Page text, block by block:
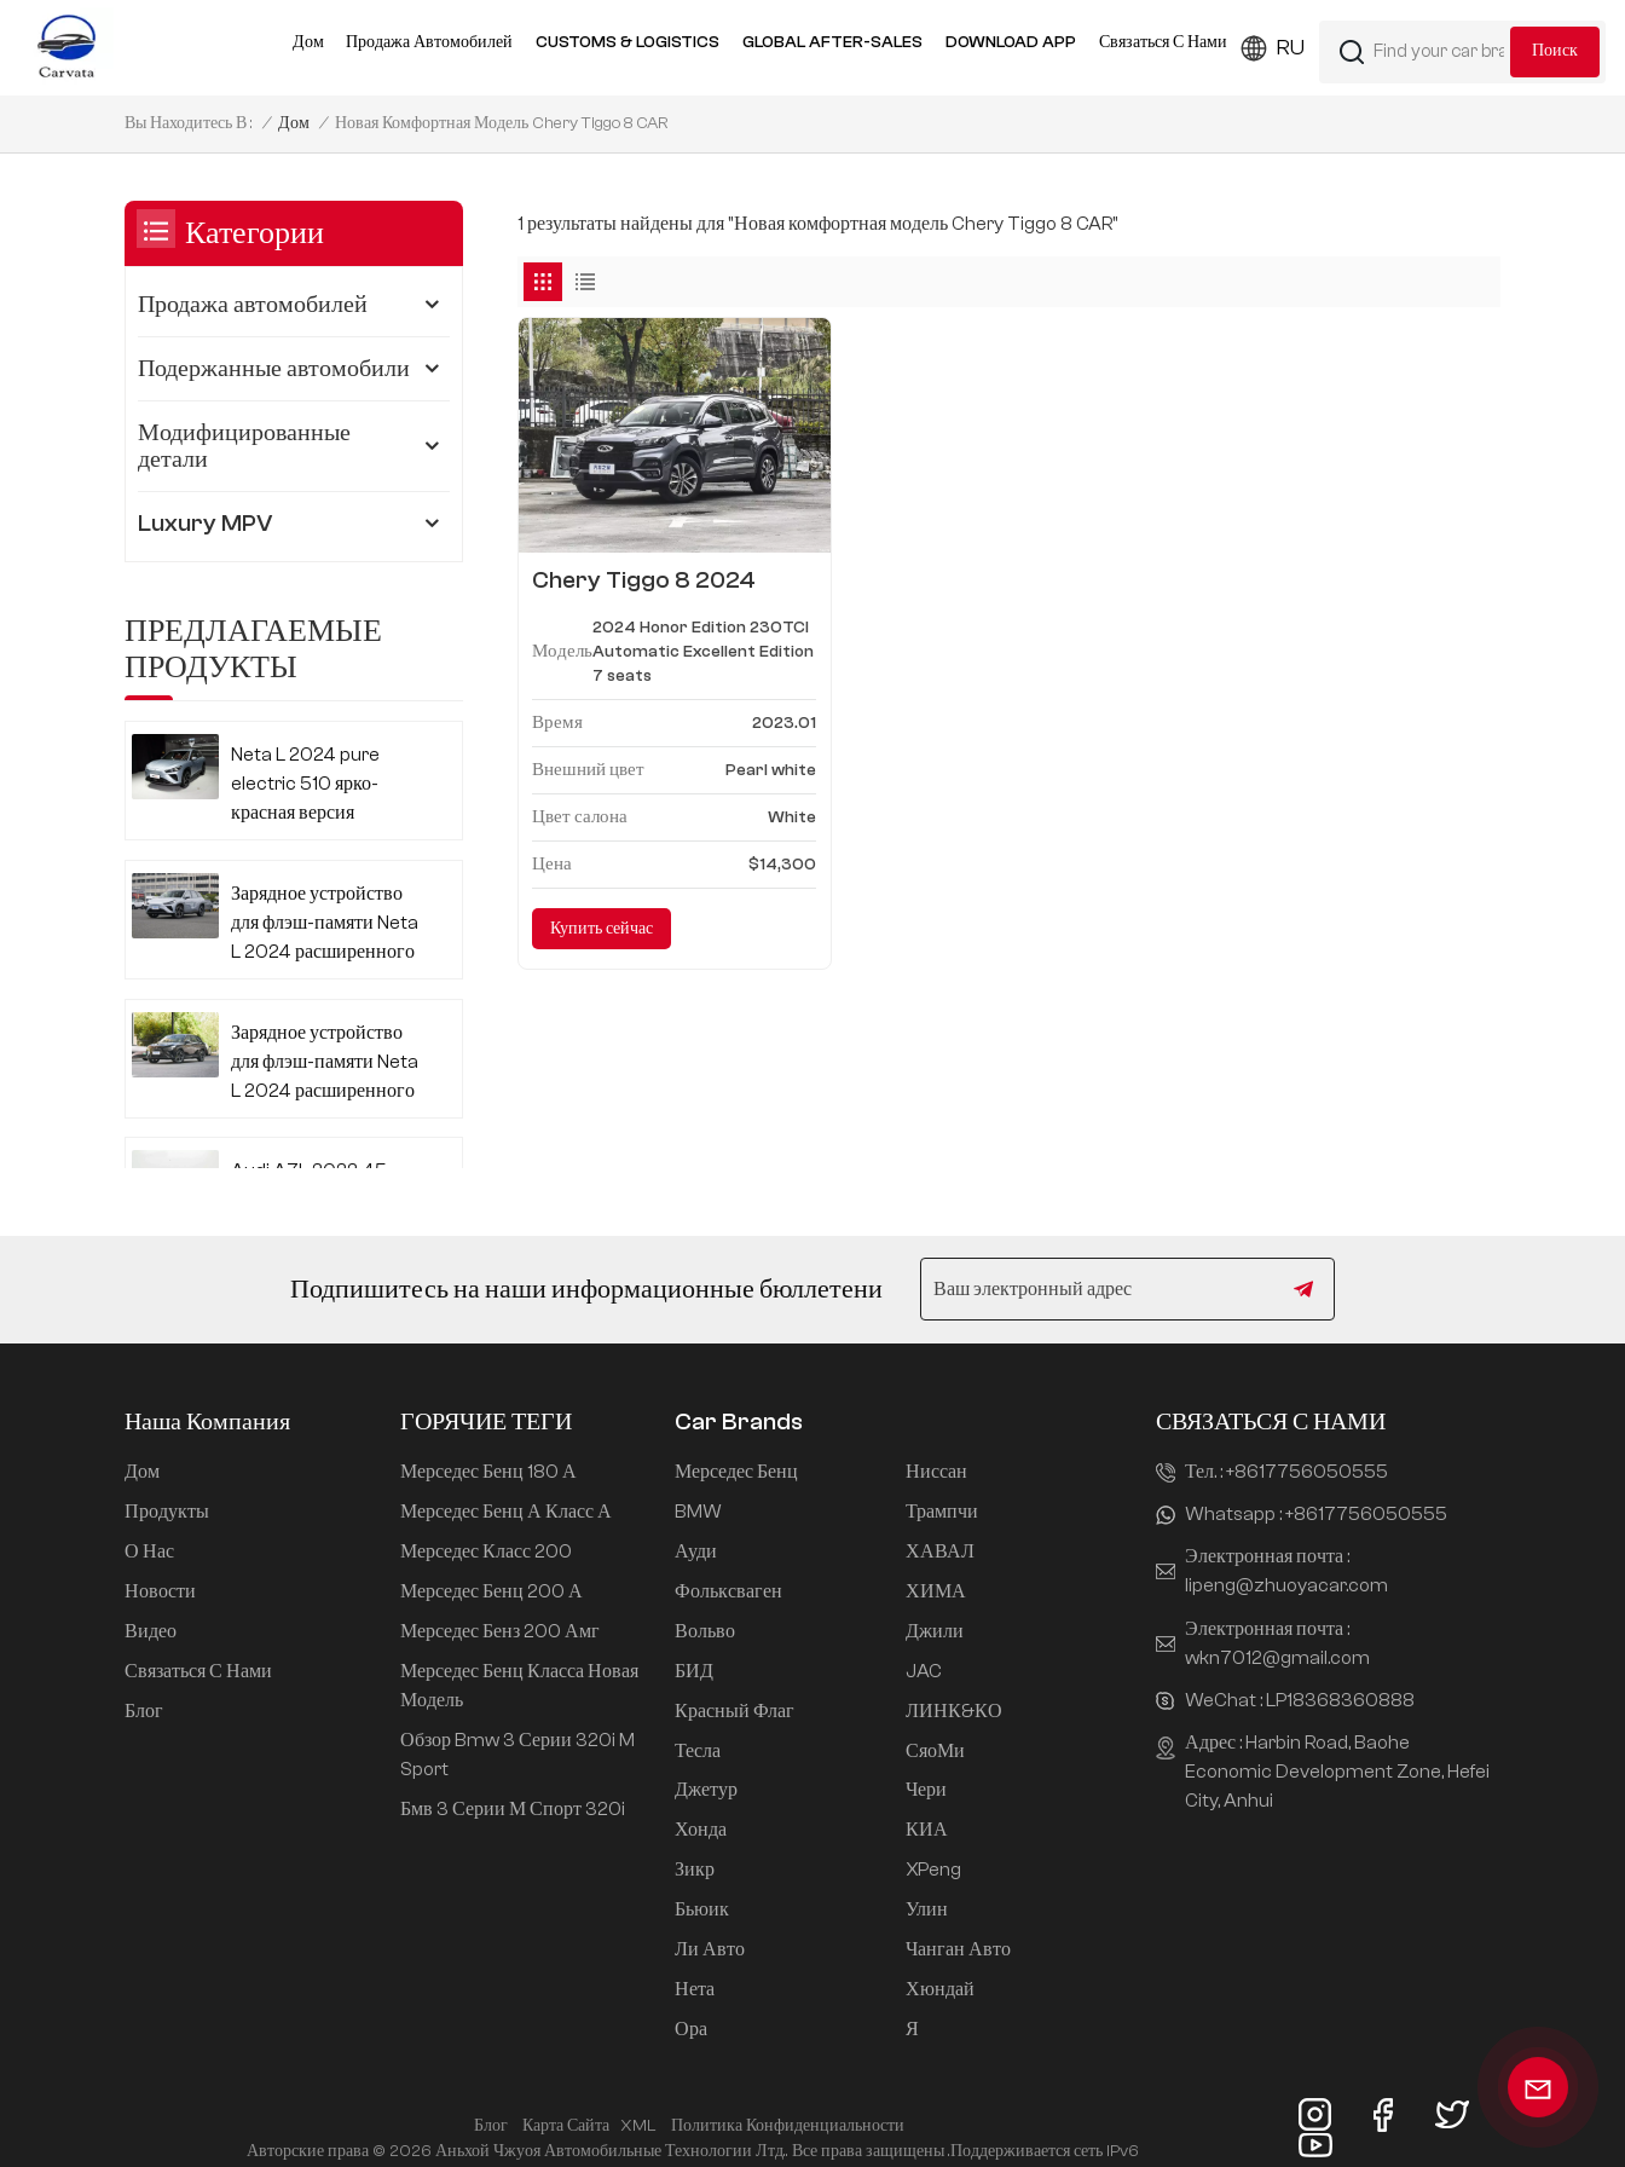
RU
Дом Продажа Автомобилей CUSTOMS & LOGISTICS GLOBAL AFTER-SALES DOWNLOAD APP Связаться С Нами
Вы Находитесь В : / Дом / Новая Комфортная Модель Chery Tiggo 8 CAR
1 результаты найдены для "Новая комфортная модель Chery Tiggo 8 CAR"
Chery Tiggo 8 2024
Автоматическая версия
Excellent Edition 7 мест
Модель
2024 Honor Edition 230TCI
Automatic Excellent Edition
7 seats
Время 2023.01
Внешний цвет Pearl white
Цвет салона White
Цена $14,300
Купить сейчас
Категории
Продажа автомобилей
Подержанные автомобили
Модифицированные
детали
Luxury MPV
ПРЕДЛАГАЕМЫЕ
ПРОДУКТЫ
Neta L 2024 pure
electric 510 ярко-
красная версия
Зарядное устройство
для флэш-памяти Neta
L 2024 расширенного
Зарядное устройство
для флэш-памяти Neta
L 2024 расширенного
Audi A7L 2022 45
Ли Авто L6 2024
Макс.
Ли Авто L6 2024 Про
дальнобойная версия
для умного вождения
Mi SU7 2024, 830 км,
Подпишитесь на наши информационные бюллетени
Наша Компания
Дом
Продукты
О Нас
Новости
Видео
Связаться С Нами
Блог
ГОРЯЧИЕ ТЕГИ
Мерседес Бенц 180 А
Мерседес Бенц А Класс А
Мерседес Класс 200
Мерседес Бенц 200 А
Мерседес Бенз 200 Амг
Мерседес Бенц Класса Новая
Модель
Обзор Bmw 3 Серии 320i M
Sport
Бмв 3 Серии М Спорт 320i
Car Brands
Мерседес Бенц
BMW
Ауди
Фольксваген
Вольво
БИД
Красный Флаг
Тесла
Джетур
Хонда
Зикр
Бьюик
Ли Авто
Нета
Ора
Ниссан
Трампчи
ХАВАЛ
ХИМА
Джили
JAC
ЛИНК&КО
СяоМи
Чери
КИА
XPeng
Улин
Чанган Авто
Хюндай
Я
СВЯЗАТЬСЯ С НАМИ
Тел. :+8617756050555
Whatsapp :+8617756050555
Электронная почта :
lipeng@zhuoyacar.com
Электронная почта :
wkn7012@gmail.com
WeChat : LP18368360888
Адрес : Harbin Road, Baohe
Economic Development Zone, Hefei
City, Anhui
Блог Карта Сайта XML
Политика Конфиденциальности
Авторские права © 2026 Аньхой Чжуоя Автомобильные Технологии Лтд.. Все права защищены .Поддерживается сеть IPv6